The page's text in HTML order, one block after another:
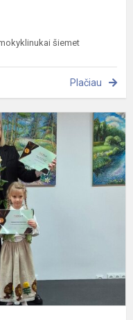
šiemet
Plačiau